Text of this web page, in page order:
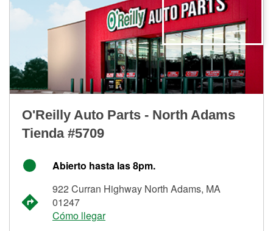
O'Reilly Auto Parts - North Adams
Tienda #5709
Abierto hasta las 8pm.
922 Curran Highway North Adams, MA
01247
Cómo llegar